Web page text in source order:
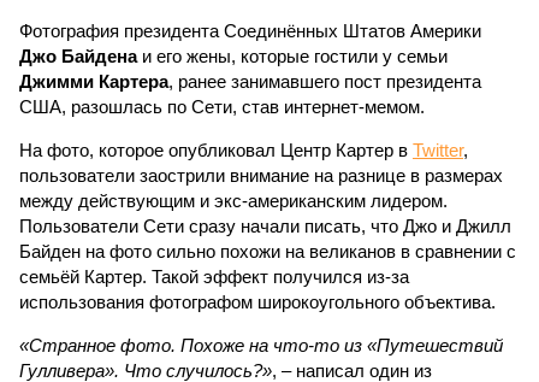
Фотография президента Соединённых Штатов Америки
Джо Байденаи его жены, которые гостили у семьи
Джимми Картера, ранее занимавшего пост президента
США, разошлась по Сети, став интернет-мемом.
На фото, которое опубликовал Центр Картер в Twitter,
пользователи заострили внимание на разнице в размерах
между действующим и экс-американским лидером.
Пользователи Сети сразу начали писать, что Джо и Джилл
Байден на фото сильно похожи на великанов в сравнении с
семьёй Картер. Такой эффект получился из-за
использования фотографом широкоугольного объектива.
«Странное фото. Похоже на что-то из «Путешествий
Гулливера». Что случилось?», – написал один из